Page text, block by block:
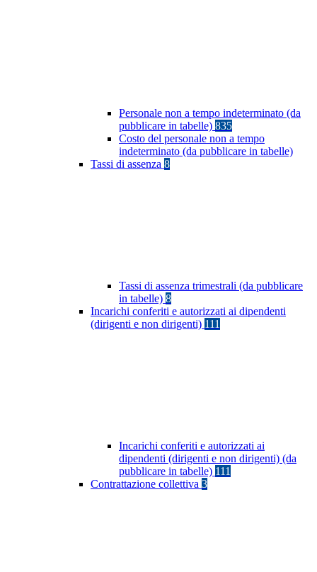
Personale non a tempo indeterminato (da
pubblicare in tabelle) 835
Costo del personale non a tempo
indeterminato (da pubblicare in tabelle)
Tassi di assenza 8
Tassi di assenza trimestrali (da pubblicare
in tabelle) 8
Incarichi conferiti e autorizzati ai dipendenti
(dirigenti e non dirigenti) 111
Incarichi conferiti e autorizzati ai
dipendenti (dirigenti e non dirigenti) (da
pubblicare in tabelle) 111
Contrattazione collettiva 3